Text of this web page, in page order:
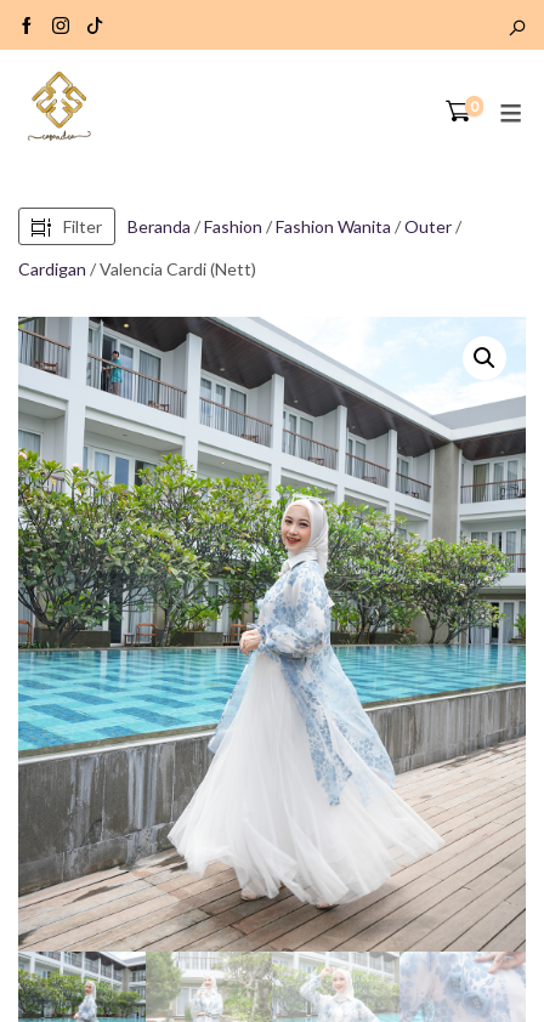
0
Filter Beranda /Fashion /Fashion Wanita /Outer/
Cardigan / Valencia Cardi (Nett)